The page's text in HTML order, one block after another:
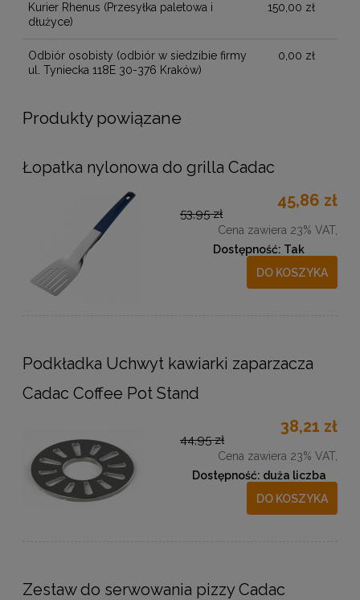
Kurier Rhenus (Przesyłka paletowa i
dłużyce)
150,00 zł
Odbiór osobisty (odbiór w siedzibie firmy
ul. Tyniecka 118E 30-376 Kraków)
0,00 zł
Produkty powiązane
Łopatka nylonowa do grilla Cadac
45,86 zł
53,95 zł
Cena zawiera 23% VAT,
Dostępność: Tak
DO KOSZYKA
Podkładka Uchwyt kawiarki zaparzacza
Cadac Coffee Pot Stand
38,21 zł
44,95 zł
Cena zawiera 23% VAT,
Dostępność: duża liczba
DO KOSZYKA
Zestaw do serwowania pizzy Cadac